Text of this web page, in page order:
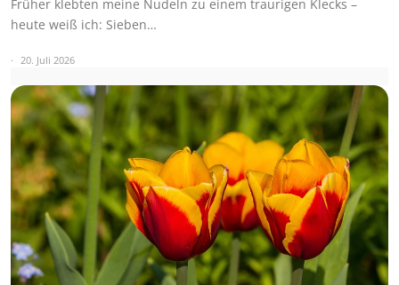
Früher klebten meine Nudeln zu einem traurigen Klecks –
heute weiß ich: Sieben…
20. Juli 2026